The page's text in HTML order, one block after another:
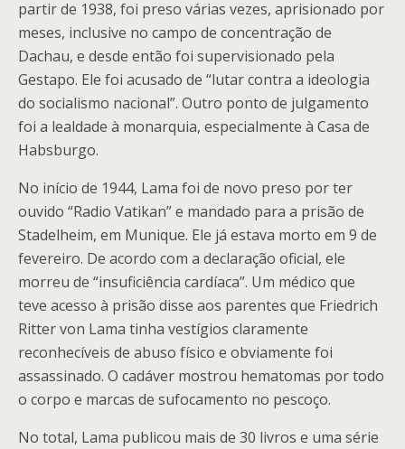
partir de 1938, foi preso várias vezes, aprisionado por
meses, inclusive no campo de concentração de
Dachau, e desde então foi supervisionado pela
Gestapo. Ele foi acusado de “lutar contra a ideologia
do socialismo nacional”. Outro ponto de julgamento
foi a lealdade à monarquia, especialmente à Casa de
Habsburgo.
No início de 1944, Lama foi de novo preso por ter
ouvido “Radio Vatikan” e mandado para a prisão de
Stadelheim, em Munique. Ele já estava morto em 9 de
fevereiro. De acordo com a declaração oficial, ele
morreu de “insuficiência cardíaca”. Um médico que
teve acesso à prisão disse aos parentes que Friedrich
Ritter von Lama tinha vestígios claramente
reconhecíveis de abuso físico e obviamente foi
assassinado. O cadáver mostrou hematomas por todo
o corpo e marcas de sufocamento no pescoço.
No total, Lama publicou mais de 30 livros e uma série